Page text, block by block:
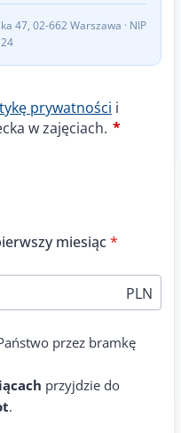
47, 02-662 Warszawa · NIP
miesiąc*
PLN
przez bramkę
przyjdzie do
.